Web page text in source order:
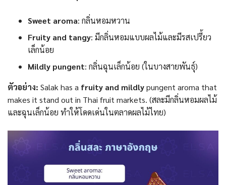
Sweet aroma: กลิ่นหอมหวาน
Fruity and tangy: มีกลิ่นหอมแบบผลไม้และมีรสเปรี้ยว
เล็กน้อย
Mildly pungent: กลิ่นฉุนเล็กน้อย (ในบางสายพันธุ์)
ตัวอย่าง: Salak has a fruity and mildlypungent aroma that
makes it stand out in Thai fruit markets. (สละมีกลิ่นหอมผลไม้
และฉุนเล็กน้อย ทำให้โดดเด่นในตลาดผลไม้ไทย)